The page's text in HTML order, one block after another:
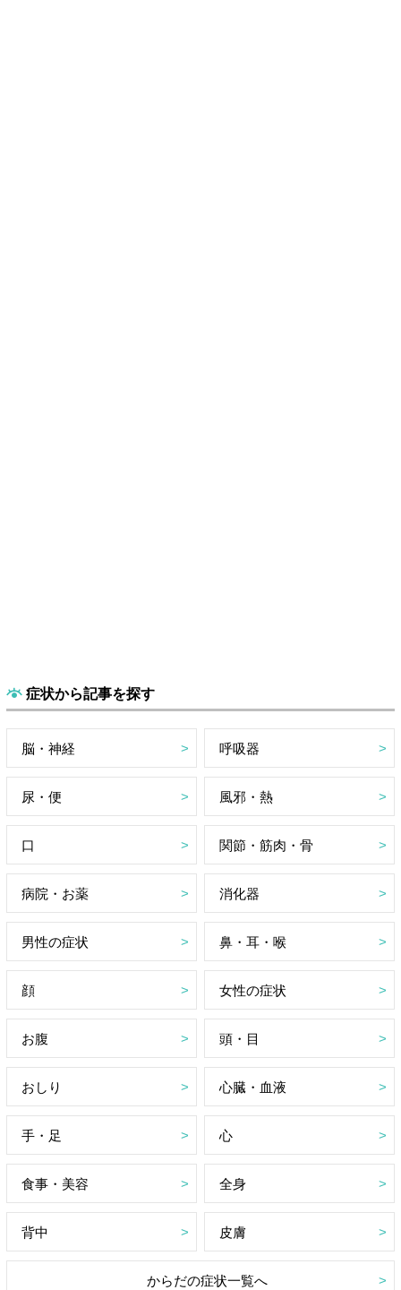
症状から記事を探す
脳・神経 呼吸器
尿・便 風邪・熱
口 関節・筋肉・骨
病院・お薬 消化器
男性の症状 鼻・耳・喉
顔 女性の症状
お腹 頭・目
おしり 心臓・血液
手・足 心
食事・美容 全身
背中 皮膚
からだの症状一覧へ